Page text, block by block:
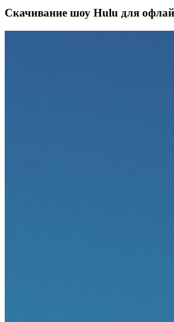
Скачивание шоу Hulu для